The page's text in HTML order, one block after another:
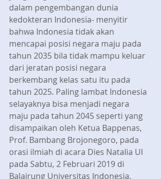
dalam pengembangan dunia
kedokteran Indonesia- menyitir
bahwa Indonesia tidak akan
mencapai posisi negara maju pada
tahun 2035 bila tidak mampu keluar
dari jeratan posisi negara
berkembang kelas satu itu pada
tahun 2025. Paling lambat Indonesia
selayaknya bisa menjadi negara
maju pada tahun 2045 seperti yang
disampaikan oleh Ketua Bappenas,
Prof. Bambang Brojonegoro, pada
orasi ilmiah di acara Dies Natalia UI
pada Sabtu, 2 Februari 2019 di
Balairung Universitas Indonesia.